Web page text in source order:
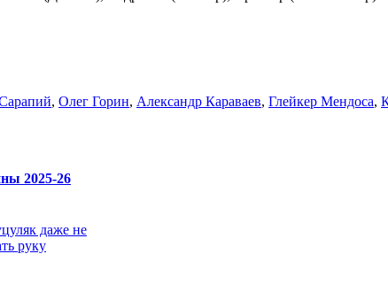
, Олег Горин, Александр Караваев, Глейкер Мендоса,
2025-26
даже не
руку